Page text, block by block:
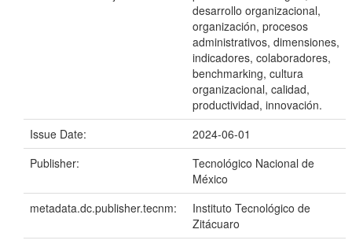
desarrollo organizacional,
organización, procesos
administrativos, dimensiones,
indicadores, colaboradores,
benchmarking, cultura
organizacional, calidad,
productividad, innovación.
Issue Date:
2024-06-01
Publisher:
Tecnológico Nacional de
México
metadata.dc.publisher.tecnm:
Instituto Tecnológico de
Zitácuaro